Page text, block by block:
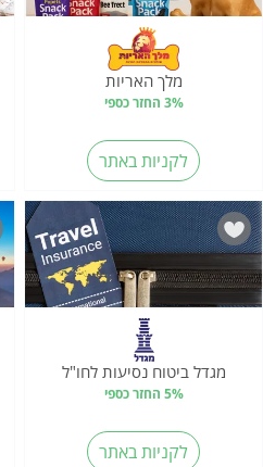
מלך האריות
3% החזר כספי
לקניות באתר
מגדל ביטוח נסיעות לחו"ל
5% החזר כספי
לקניות באתר